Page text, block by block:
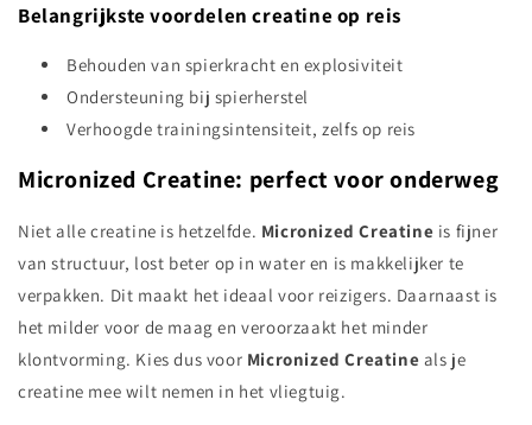
Belangrijkste voordelen creatine op reis
Behouden van spierkracht en explosiviteit
Ondersteuning bij spierherstel
Verhoogde trainingsintensiteit, zelfs op reis
Micronized Creatine: perfect voor onderweg
Niet alle creatine is hetzelfde. Micronized Creatine is fijner
van structuur, lost beter op in water en is makkelijker te
verpakken. Dit maakt het ideaal voor reizigers. Daarnaast is
het milder voor de maag en veroorzaakt het minder
klontvorming. Kies dus voor Micronized Creatine als je
creatine mee wilt nemen in het vliegtuig.